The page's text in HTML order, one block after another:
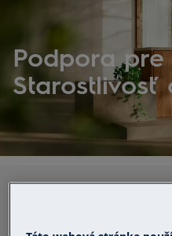
Podpora
Starostlivosť